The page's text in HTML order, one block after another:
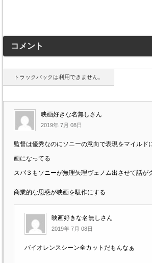
コメント
トラックバックは利用できません。
映画好きな名無しさん
2019年 7月 08日
監督は優秀なのにソニーの意向で表現をマイルド
画になってる
スパ３もソニーが無理矢理ヴェノム出させて話が
商業的な思惑が映画を駄作にする
映画好きな名無しさん
2019年 7月 08日
バイオレンスシーン全カットだもんなぁ